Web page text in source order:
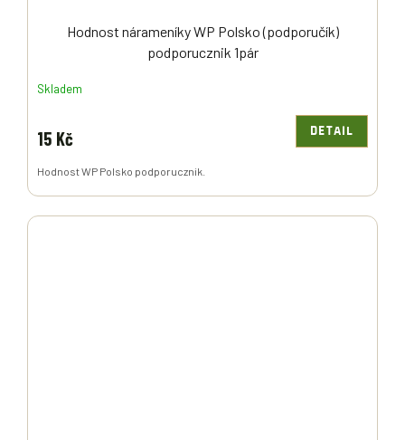
Hodnost nárameníky WP Polsko (podporučík)
podporucznik 1pár
Skladem
15 Kč DETAIL
Hodnost WP Polsko podporucznik.